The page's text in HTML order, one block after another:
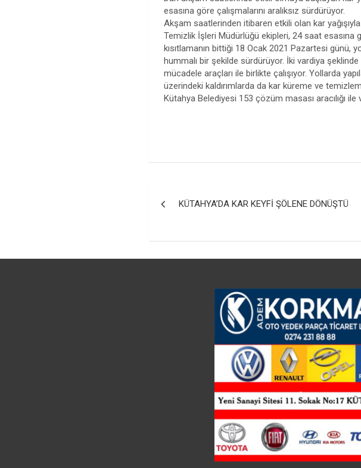
esasına göre çalışmalarını aralıksız sürdürüyor.
Akşam saatlerinden itibaren etkili olan kar
Temizlik İşleri Müdürlüğü ekipleri, 24 saat esasına
kısıtlamanın bittiği 18 Ocak 2021 Pazartesi günü,
hummalı bir şekilde sürdürüyor. İki vardiya
mücadele araçları ile birlikte çalışıyor. Yollarda
üzerindeki kaldırımlarda da kar küreme ve
Kütahya Belediyesi 153 çözüm masası aracılığı ile
KÜTAHYA’DA KAR KEYFİ ŞÖLENE DÖNÜŞTÜ